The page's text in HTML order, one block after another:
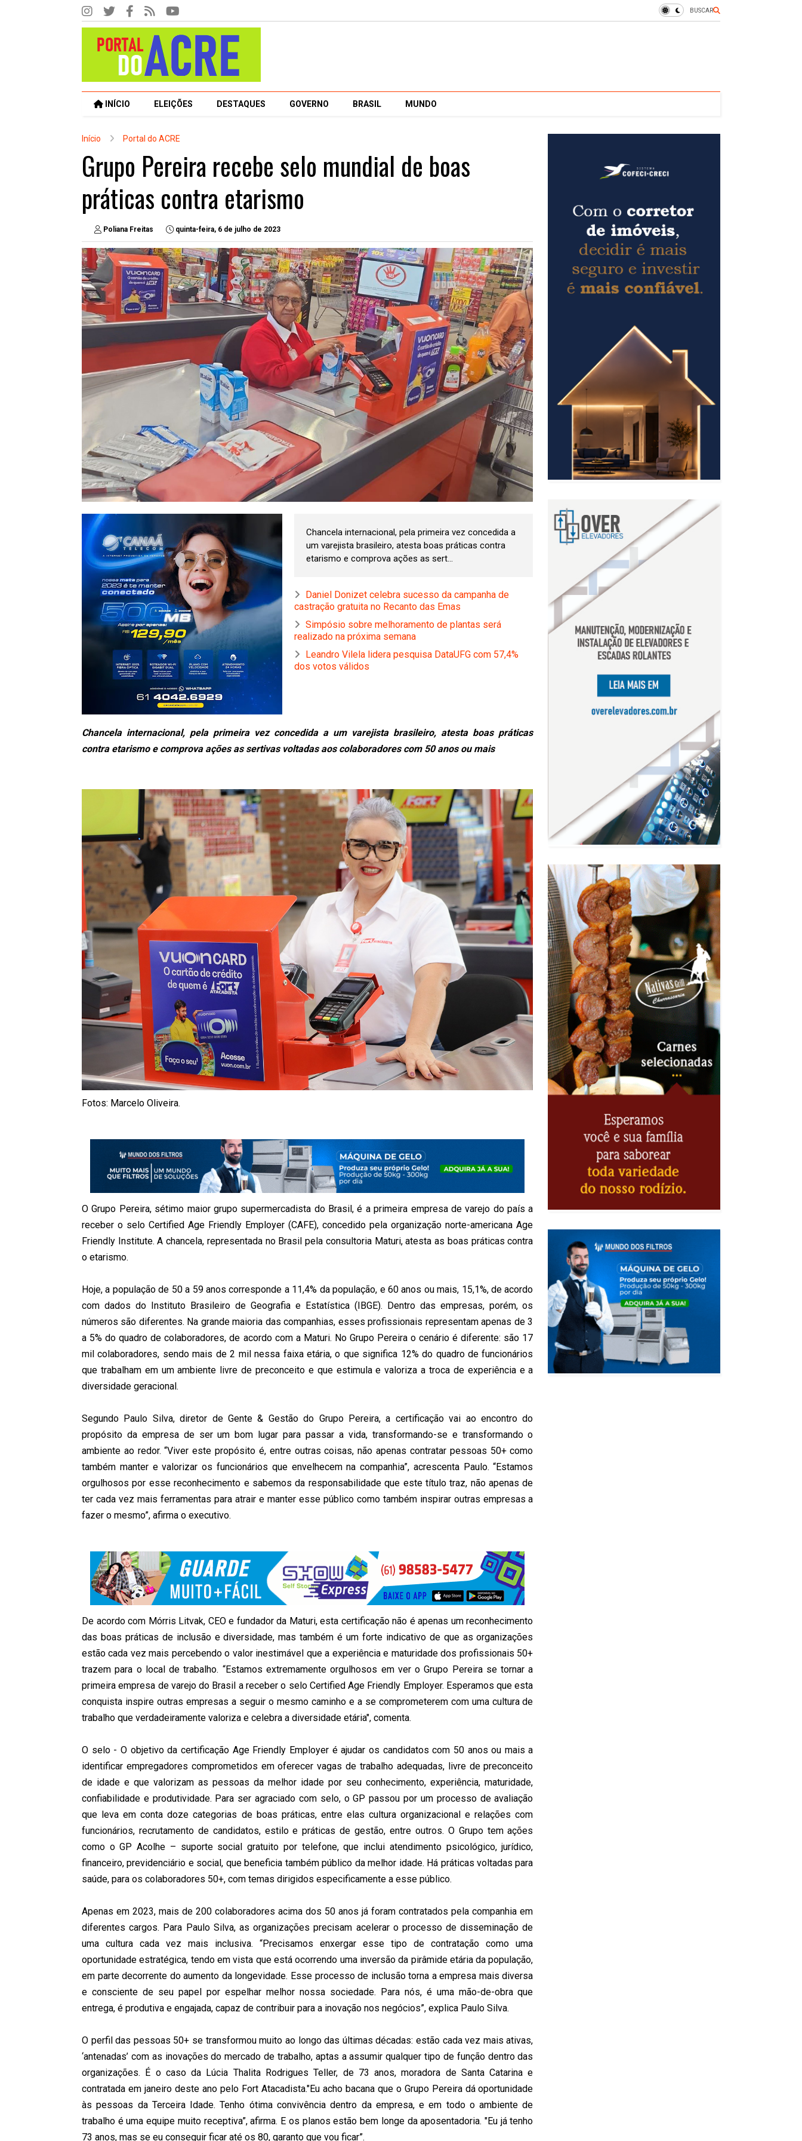
BUSCAR
INÍCIO ELEIÇÕES DESTAQUES GOVERNO BRASIL MUNDO
Início Portal do ACRE
Grupo Pereira recebe selo mundial de boas
práticas contra etarismo
Poliana Freitas quinta-feira, 6 de julho de 2023
Chancela internacional, pela primeira vez concedida a
um varejista brasileiro, atesta boas práticas contra
etarismo e comprova ações as sert...
Daniel Donizet celebra sucesso da campanha de
castração gratuita no Recanto das Emas
Simpósio sobre melhoramento de plantas será
realizado na próxima semana
Leandro Vilela lidera pesquisa DataUFG com 57,4%
dos votos válidos
Chancela internacional, pela primeira vez concedida a um varejista brasileiro, atesta boas práticas
contra etarismo e comprova ações as sertivas voltadas aos colaboradores com 50 anos ou mais
Fotos: Marcelo Oliveira.
O Grupo Pereira, sétimo maior grupo supermercadista do Brasil, é a primeira empresa de varejo do país a
receber o selo Certified Age Friendly Employer (CAFE), concedido pela organização norte-americana Age
Friendly Institute. A chancela, representada no Brasil pela consultoria Maturi, atesta as boas práticas contra
o etarismo.
Hoje, a população de 50 a 59 anos corresponde a 11,4% da população, e 60 anos ou mais, 15,1%, de acordo
com dados do Instituto Brasileiro de Geografia e Estatística (IBGE). Dentro das empresas, porém, os
números são diferentes. Na grande maioria das companhias, esses profissionais representam apenas de 3
a 5% do quadro de colaboradores, de acordo com a Maturi. No Grupo Pereira o cenário é diferente: são 17
mil colaboradores, sendo mais de 2 mil nessa faixa etária, o que significa 12% do quadro de funcionários
que trabalham em um ambiente livre de preconceito e que estimula e valoriza a troca de experiência e a
diversidade geracional.
Segundo Paulo Silva, diretor de Gente & Gestão do Grupo Pereira, a certificação vai ao encontro do
propósito da empresa de ser um bom lugar para passar a vida, transformando-se e transformando o
ambiente ao redor. “Viver este propósito é, entre outras coisas, não apenas contratar pessoas 50+ como
também manter e valorizar os funcionários que envelhecem na companhia”, acrescenta Paulo. “Estamos
orgulhosos por esse reconhecimento e sabemos da responsabilidade que este título traz, não apenas de
ter cada vez mais ferramentas para atrair e manter esse público como também inspirar outras empresas a
fazer o mesmo”, afirma o executivo.
De acordo com Mórris Litvak, CEO e fundador da Maturi, esta certificação não é apenas um reconhecimento
das boas práticas de inclusão e diversidade, mas também é um forte indicativo de que as organizações
estão cada vez mais percebendo o valor inestimável que a experiência e maturidade dos profissionais 50+
trazem para o local de trabalho. “Estamos extremamente orgulhosos em ver o Grupo Pereira se tornar a
primeira empresa de varejo do Brasil a receber o selo Certified Age Friendly Employer. Esperamos que esta
conquista inspire outras empresas a seguir o mesmo caminho e a se comprometerem com uma cultura de
trabalho que verdadeiramente valoriza e celebra a diversidade etária", comenta.
O selo - O objetivo da certificação Age Friendly Employer é ajudar os candidatos com 50 anos ou mais a
identificar empregadores comprometidos em oferecer vagas de trabalho adequadas, livre de preconceito
de idade e que valorizam as pessoas da melhor idade por seu conhecimento, experiência, maturidade,
confiabilidade e produtividade. Para ser agraciado com selo, o GP passou por um processo de avaliação
que leva em conta doze categorias de boas práticas, entre elas cultura organizacional e relações com
funcionários, recrutamento de candidatos, estilo e práticas de gestão, entre outros. O Grupo tem ações
como o GP Acolhe – suporte social gratuito por telefone, que inclui atendimento psicológico, jurídico,
financeiro, previdenciário e social, que beneficia também público da melhor idade. Há práticas voltadas para
saúde, para os colaboradores 50+, com temas dirigidos especificamente a esse público.
Apenas em 2023, mais de 200 colaboradores acima dos 50 anos já foram contratados pela companhia em
diferentes cargos. Para Paulo Silva, as organizações precisam acelerar o processo de disseminação de
uma cultura cada vez mais inclusiva. “Precisamos enxergar esse tipo de contratação como uma
oportunidade estratégica, tendo em vista que está ocorrendo uma inversão da pirâmide etária da população,
em parte decorrente do aumento da longevidade. Esse processo de inclusão torna a empresa mais diversa
e consciente de seu papel por espelhar melhor nossa sociedade. Para nós, é uma mão-de-obra que
entrega, é produtiva e engajada, capaz de contribuir para a inovação nos negócios”, explica Paulo Silva.
O perfil das pessoas 50+ se transformou muito ao longo das últimas décadas: estão cada vez mais ativas,
‘antenadas’ com as inovações do mercado de trabalho, aptas a assumir qualquer tipo de função dentro das
organizações. É o caso da Lúcia Thalita Rodrigues Teller, de 73 anos, moradora de Santa Catarina e
contratada em janeiro deste ano pelo Fort Atacadista."Eu acho bacana que o Grupo Pereira dá oportunidade
às pessoas da Terceira Idade. Tenho ótima convivência dentro da empresa, e em todo o ambiente de
trabalho é uma equipe muito receptiva”, afirma. E os planos estão bem longe da aposentadoria. "Eu já tenho
73 anos, mas se eu conseguir ficar até os 80, garanto que vou ficar”.